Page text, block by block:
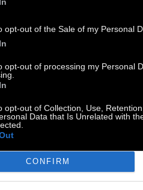
opt-out of the Sale of my Personal
opt-out of processing my Personal
opt-out of Collection, Use,
Data that Is Unrelated with
CONFIRM
δημιουργημένα για το
Manara, John Romita Jr,
Lloyd και Emanuela
και Θανάση
συμπληρώνουν 8 νέες
αποκλειστικά
μακροβιότερου διεθνούς
Λήδα Τσενέ
ΕΠΕΤΕΙΑΚΗ